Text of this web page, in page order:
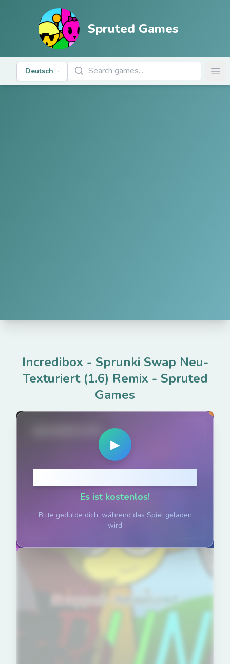
Spruted Games
Deutsch
Spiele suchen
Incredibox - Sprunki Swap Neu-
Texturiert (1.6) Remix - Spruted
Games
spruted.com
▶
Es ist kostenlos!
Bitte gedulde dich, während das Spiel geladen
wird